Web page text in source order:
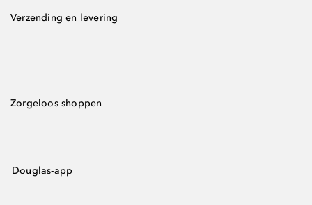
Verzending en levering
Zorgeloos shoppen
Douglas-app